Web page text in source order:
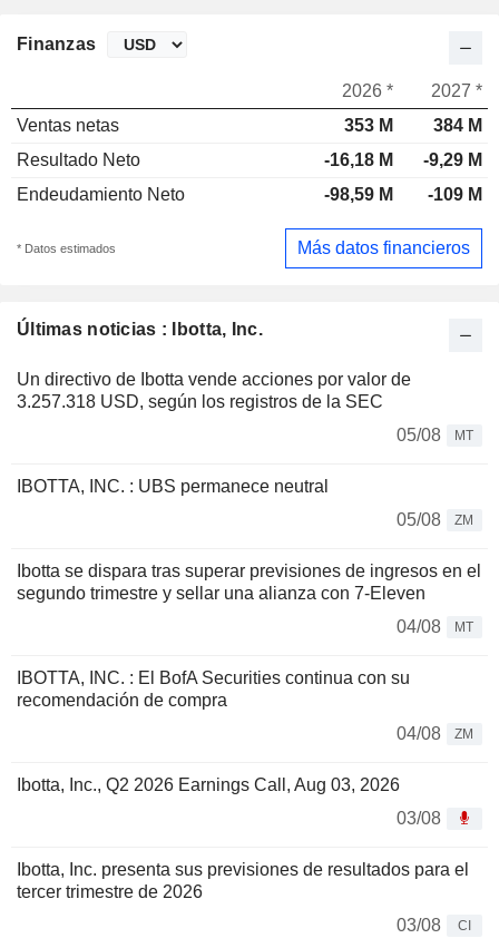
Últimas noticias : Ibotta, Inc.
Un directivo de Ibotta vende acciones por valor de
3.257.318 USD, según los registros de la SEC
05/08
MT
IBOTTA, INC. : UBS permanece neutral
05/08
ZM
Ibotta se dispara tras superar previsiones de ingresos en el
segundo trimestre y sellar una alianza con 7-Eleven
04/08
MT
IBOTTA, INC. : El BofA Securities continua con su
recomendación de compra
04/08
ZM
Ibotta, Inc., Q2 2026 Earnings Call, Aug 03, 2026
03/08
Ibotta, Inc. presenta sus previsiones de resultados para el
tercer trimestre de 2026
03/08
CI
Finanzas
2026 *
2027 *
Ventas netas
353 M
384 M
Resultado Neto
-16,18 M
-9,29 M
Endeudamiento Neto
-98,59 M -109 M
* Datos estimados Más datos financieros